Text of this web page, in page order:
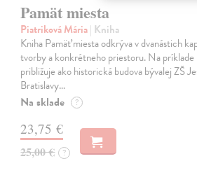
Pamät miesta
Piatriková Mária| Kniha
Kniha Pamäť miesta odkrýva v dvanástich
tvorby a konkrétneho priestoru. Na príklade
približuje ako historická budova bývalej ZŠ
Bratislavy…
Na sklade ?
23,75 €
25,00 € ?